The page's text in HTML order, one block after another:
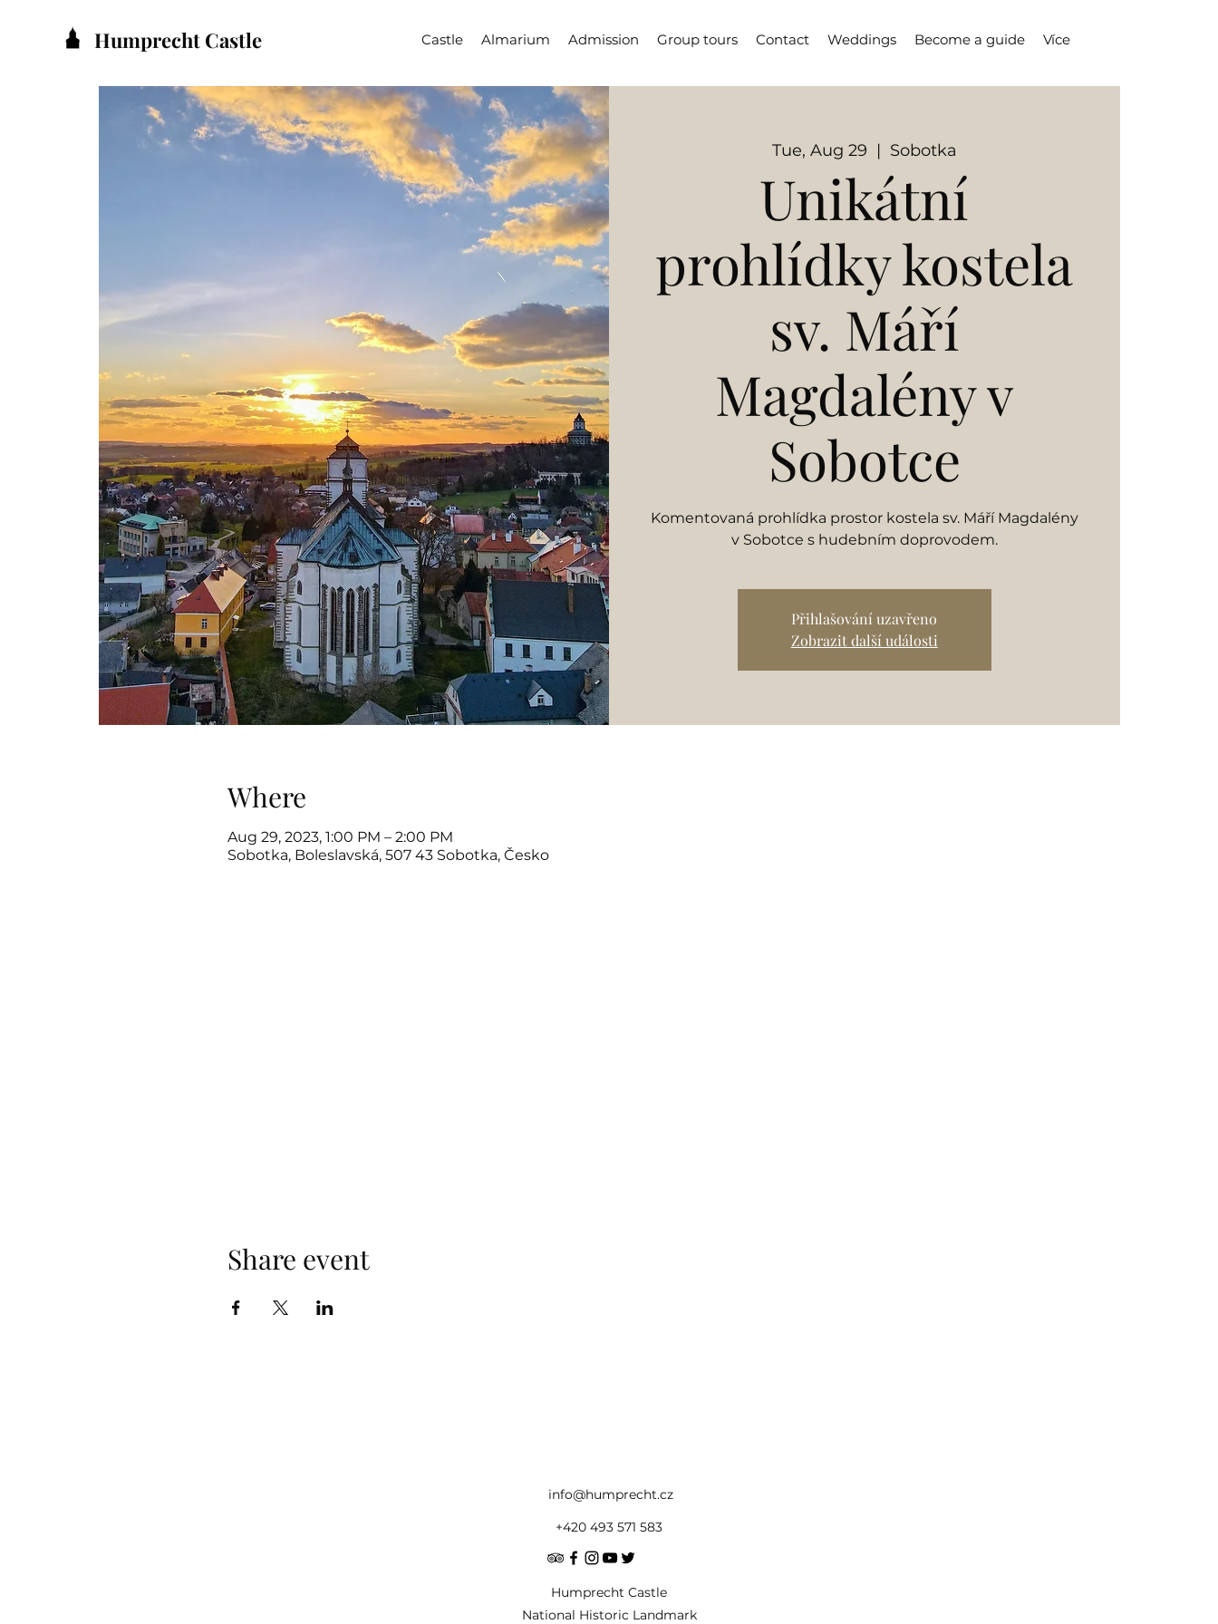
Humprecht Castle Castle Almarium Admission Group tours Contact Weddings Become a guide Více
Tue, Aug 29
  |
Sobotka
Unikátní
prohlídky kostela
sv. Máří
Magdalény v
Sobotce
Komentovaná prohlídka prostor kostela sv. Máří Magdalény
v Sobotce s hudebním doprovodem.
Přihlašování uzavřeno
Zobrazit další události
Where
Aug 29, 2023, 1:00 PM – 2:00 PM
Sobotka, Boleslavská, 507 43 Sobotka, Česko
Share event
info@humprecht.cz
+420 493 571 583
Humprecht Castle
National Historic Landmark